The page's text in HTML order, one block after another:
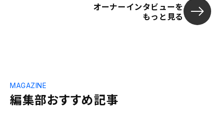
オーナーインタビューを
もっと見る
編集部おすすめ記事
MAGAZINE